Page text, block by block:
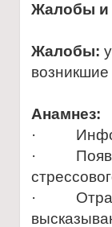
Жалобы и
Жалобы:
возникшие
Анамнез:
·
·
·